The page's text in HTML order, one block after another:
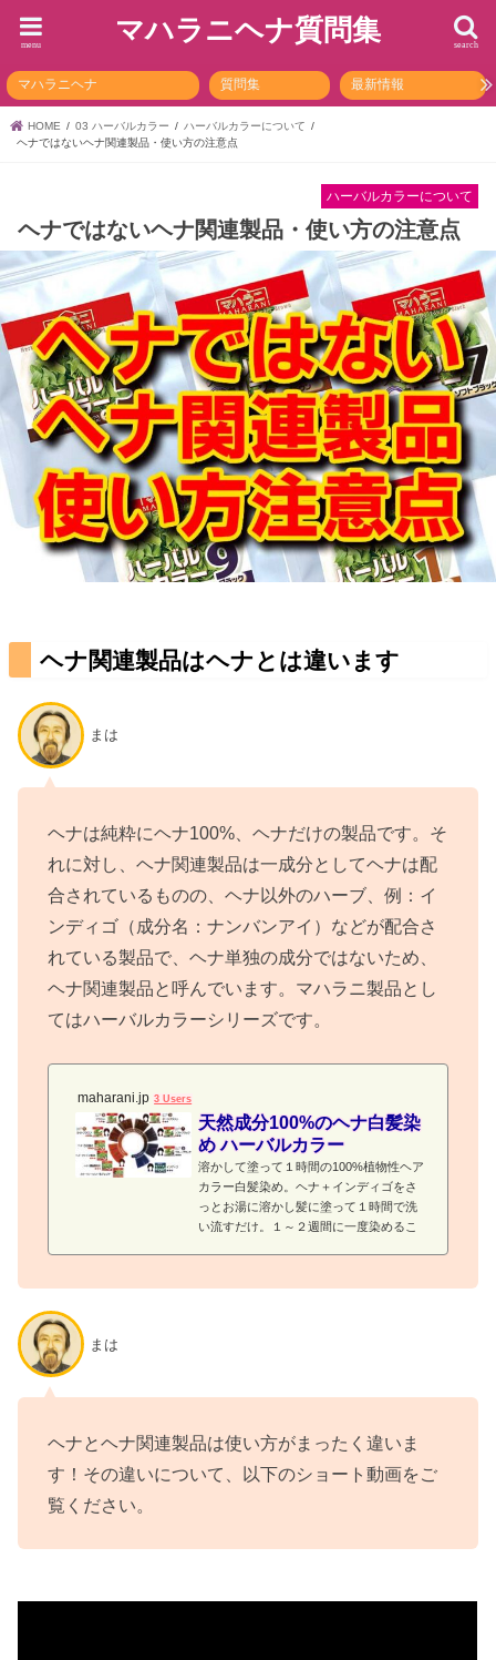
マハラニヘナ質問集 search
menu
マハラニヘナ 質問集 最新情報
HOME 03 ハーバルカラー
ハーバルカラーについて
ヘナではないヘナ関連製品・使い方の注意点
ハーバルカラーについて
ヘナではないヘナ関連製品・使い方の注意点
ヘナ関連製品はヘナとは違います
まは
ヘナは純粋にヘナ100%、ヘナだけの製品です。そ
れに対し、ヘナ関連製品は一成分としてヘナは配
合されているものの、ヘナ以外のハーブ、例：イ
ンディゴ（成分名：ナンバンアイ）などが配合さ
れている製品で、ヘナ単独の成分ではないため、
ヘナ関連製品と呼んでいます。マハラニ製品とし
てはハーバルカラーシリーズです。
maharani.jp 3 Users
天然成分100%のヘナ白髪染
め ハーバルカラー
溶かして塗って１時間の100%植物性ヘア
カラー白髪染め。ヘナ＋インディゴをさ
っとお湯に溶かし髪に塗って１時間で洗
い流すだけ。１～２週間に一度染めるこ
まは
ヘナとヘナ関連製品は使い方がまったく違いま
す！その違いについて、以下のショート動画をご
覧ください。